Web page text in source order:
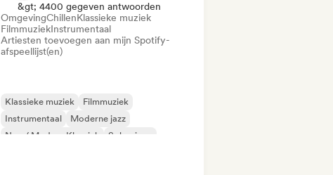
&gt; 4400 gegeven antwoorden
OmgevingChillenKlassieke muziek
FilmmuziekInstrumentaal
Artiesten toevoegen aan mijn Spotify-
afspeellijst(en)
Klassieke muziek
Filmmuziek
Instrumentaal
Moderne jazz
Neo / Modern Klassiek
Solo piano